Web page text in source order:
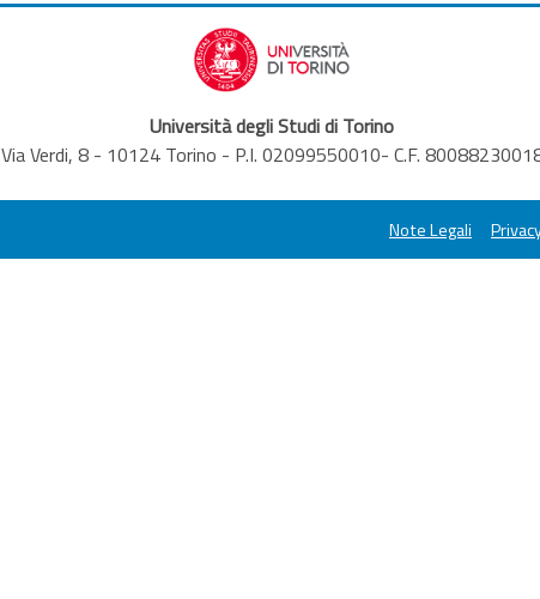
Università degli Studi di Torino
Via Verdi, 8 - 10124 Torino - P.I. 02099550010- C.F.
Note Legali